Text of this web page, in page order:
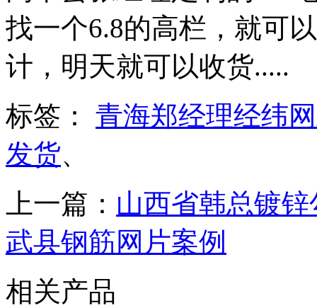
找一个6.8的高栏，就可
计，明天就可以收货.....
标签： 青海郑经理经纬
发货、
上一篇： 山西省韩总镀
武县钢筋网片案例
相关产品